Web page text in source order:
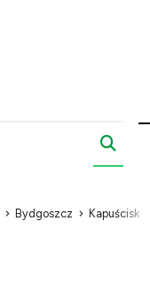
Bydgoszcz Kapuściska